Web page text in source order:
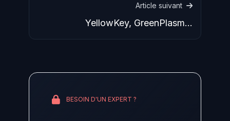
Article suivant
YellowKey, GreenPlasma,
MiniPlasma : la série de 0-day
BESOIN D'UN EXPERT ?